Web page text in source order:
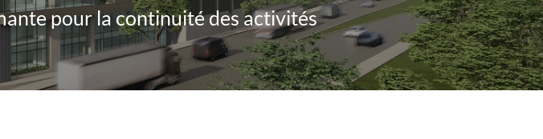
pour la continuité des activités